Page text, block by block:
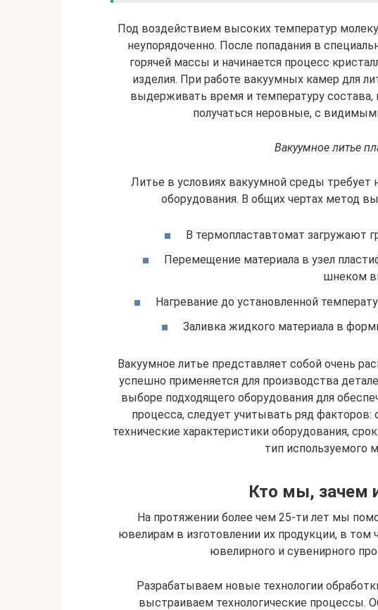
Под воздействием высоких температур
неупорядоченно. После попадания в
горячей массы и начинается процесс
изделия. При работе вакуумных камер для
выдерживать время и температуру состава,
получаться неровные, с
Вакуумное литье
Литье в условиях вакуумной среды требует
оборудования. В общих чертах метод
В термопластавтомат загружают
Перемещение материала в узел
шнеком
Нагревание до установленной
Заливка жидкого материала в
Вакуумное литье представляет собой очень
успешно применяется для производства
выборе подходящего оборудования для
процесса, следует учитывать ряд
технические характеристики оборудования,
тип используемого
Кто мы, зачем
На протяжении более чем 25-ти лет мы
ювелирам в изготовлении их продукции, в том
ювелирного и сувенирного
Разрабатываем новые технологии
выстраиваем технологические процессы.